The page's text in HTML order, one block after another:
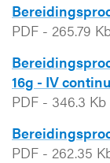
PDF - 265.79
16g - IV
PDF - 346.3 Kb
PDF - 262.35